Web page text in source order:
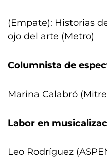
(Empate): Historias
ojo del arte (Metro)
Columnista de
Marina Calabró
Labor en
Leo Rodríguez